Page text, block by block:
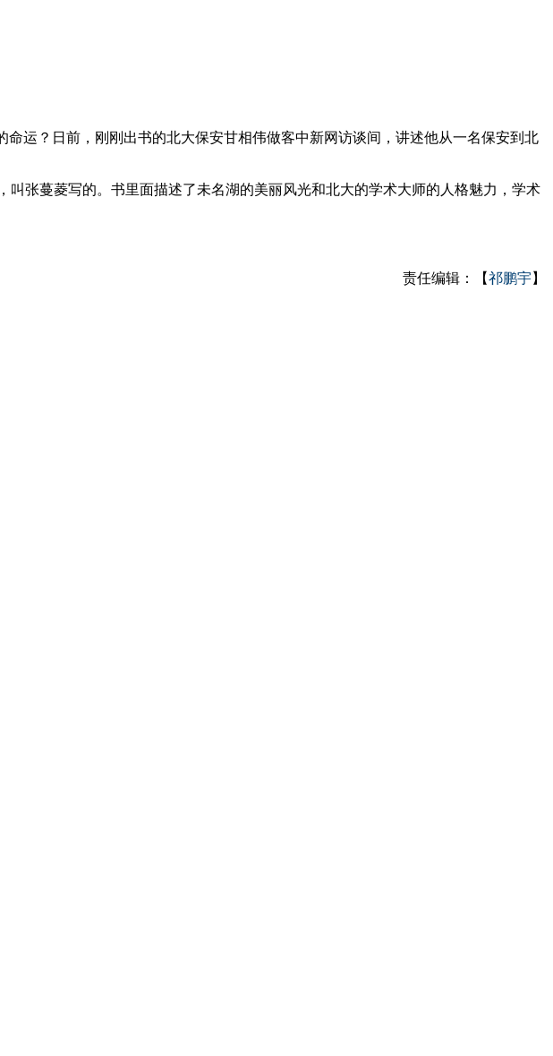
运？日前，刚刚出书的北大保安甘相伟做客中新网访谈间，讲述他从一名保安到北
张蔓菱写的。书里面描述了未名湖的美丽风光和北大的学术大师的人格魅力，学术
责任编辑：【祁鹏宇】